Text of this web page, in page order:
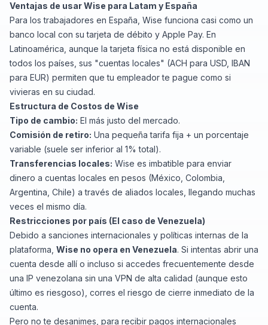
Ventajas de usar Wise para Latam y España
Para los trabajadores en España, Wise funciona casi como un
banco local con su tarjeta de débito y Apple Pay. En
Latinoamérica, aunque la tarjeta física no está disponible en
todos los países, sus "cuentas locales" (ACH para USD, IBAN
para EUR) permiten que tu empleador te pague como si
vivieras en su ciudad.
Estructura de Costos de Wise
Tipo de cambio: El más justo del mercado.
Comisión de retiro: Una pequeña tarifa fija + un porcentaje
variable (suele ser inferior al 1% total).
Transferencias locales: Wise es imbatible para enviar
dinero a cuentas locales en pesos (México, Colombia,
Argentina, Chile) a través de aliados locales, llegando muchas
veces el mismo día.
Restricciones por país (El caso de Venezuela)
Debido a sanciones internacionales y políticas internas de la
plataforma, Wise no opera en Venezuela. Si intentas abrir una
cuenta desde allí o incluso si accedes frecuentemente desde
una IP venezolana sin una VPN de alta calidad (aunque esto
último es riesgoso), corres el riesgo de cierre inmediato de la
cuenta.
Pero no te desanimes, para recibir pagos internacionales